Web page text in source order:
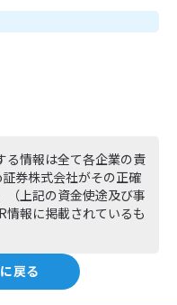
る情報は全て各企業の責
券株式会社がその正確
（上記の資金使途及び事
報に掲載されているも
戻る